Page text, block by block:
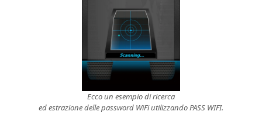
Ecco un esempio di ricerca
ed estrazione delle password WiFi utilizzando PASS WIFI.